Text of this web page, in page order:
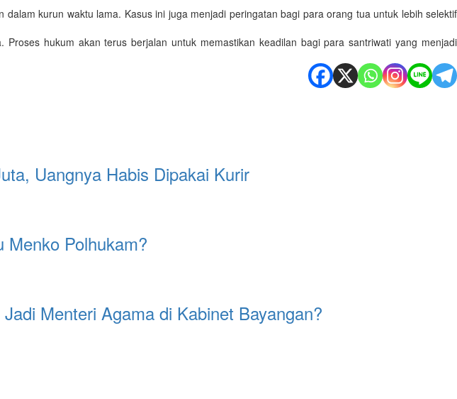
kurun waktu lama. Kasus ini juga menjadi peringatan bagi para orang tua untuk lebih selektif
hukum akan terus berjalan untuk memastikan keadilan bagi para santriwati yang menjadi
Uangnya Habis Dipakai Kurir
Menko Polhukam?
Menteri Agama di Kabinet Bayangan?